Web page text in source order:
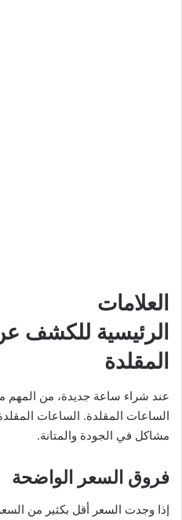
العلامات
الرئيسية للكشف
المقلدة
عند شراء ساعة جديدة، من المهم
الساعات المقلدة. الساعات
مشاكل في الجودة والمتانة.
فروق السعر الواضحة
إذا وجدت السعر أقل بكثير من